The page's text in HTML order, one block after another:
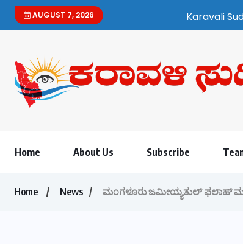
AUGUST 7, 2026 Karavali Suddi |
Home About Us Subscribe
Home News ಮಂಗಳೂರು ಜಮೀಯ್ಯತುಲ್ ಫಲಾಹ್